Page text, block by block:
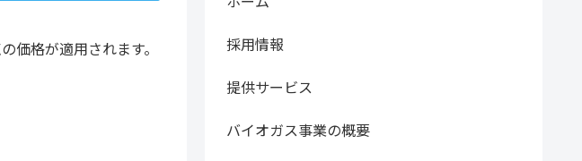
価格が適用されます。
採用情報
提供サービス
バイオガス事業の概要